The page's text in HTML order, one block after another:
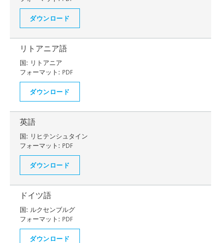
ダウンロード
リトアニア語
国: リトアニア
フォーマット: PDF
ダウンロード
英語
国: リヒテンシュタイン
フォーマット: PDF
ダウンロード
ドイツ語
国: ルクセンブルグ
フォーマット: PDF
ダウンロード